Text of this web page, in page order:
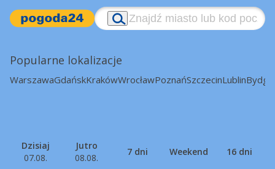
Popularne lokalizacje
WarszawaGdańskKrakówWrocławPoznańSzczecinLublin
Dzisiaj
07.08.
Jutro
08.08.
7 dni Weekend 16 dni